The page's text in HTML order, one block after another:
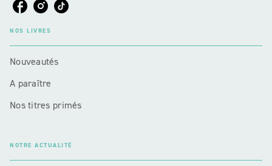
NOS LIVRES
Nouveautés
A paraître
Nos titres primés
NOTRE ACTUALITÉ